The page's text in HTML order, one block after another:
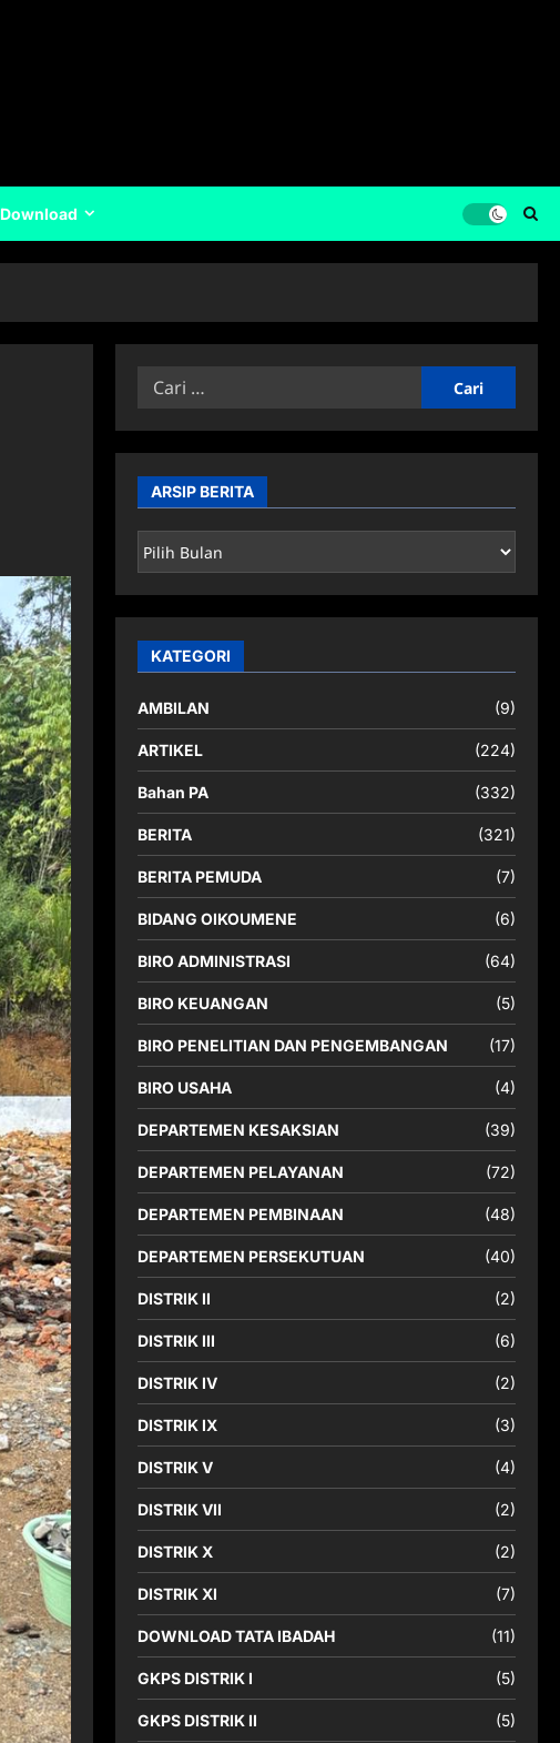
Download
Cari
ARSIP BERITA
ARSIP
BERITA
KATEGORI
AMBILAN (9)
ARTIKEL (224)
Bahan PA (332)
BERITA (321)
BERITA PEMUDA (7)
BIDANG OIKOUMENE (6)
BIRO ADMINISTRASI (64)
BIRO KEUANGAN (5)
BIRO PENELITIAN DAN PENGEMBANGAN (17)
BIRO USAHA (4)
DEPARTEMEN KESAKSIAN (39)
DEPARTEMEN PELAYANAN (72)
DEPARTEMEN PEMBINAAN (48)
DEPARTEMEN PERSEKUTUAN (40)
DISTRIK II (2)
DISTRIK III (6)
DISTRIK IV (2)
DISTRIK IX (3)
DISTRIK V (4)
DISTRIK VII (2)
DISTRIK X (2)
DISTRIK XI (7)
DOWNLOAD TATA IBADAH (11)
GKPS DISTRIK I (5)
GKPS DISTRIK II (5)